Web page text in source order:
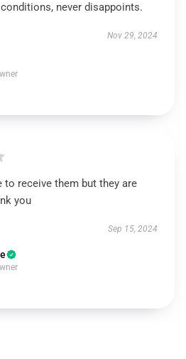
never disappoints.
Nov 29, 2024
to receive them but they are
you
Sep 15, 2024